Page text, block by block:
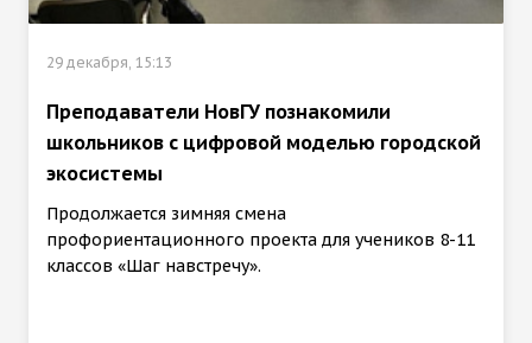
29 декабря, 15:13
Преподаватели НовГУ познакомили
школьников с цифровой моделью городской
экосистемы
Продолжается зимняя смена
профориентационного проекта для учеников 8-11
классов «Шаг навстречу».